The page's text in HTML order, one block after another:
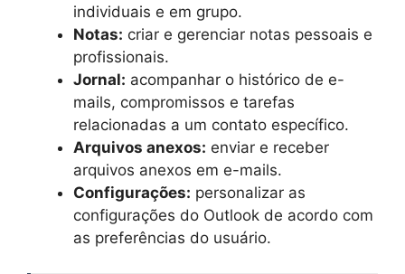
individuais e em grupo.
Notas: criar e gerenciar notas pessoais e
profissionais.
Jornal: acompanhar o histórico de e-
mails, compromissos e tarefas
relacionadas a um contato específico.
Arquivos anexos: enviar e receber
arquivos anexos em e-mails.
Configurações: personalizar as
configurações do Outlook de acordo com
as preferências do usuário.